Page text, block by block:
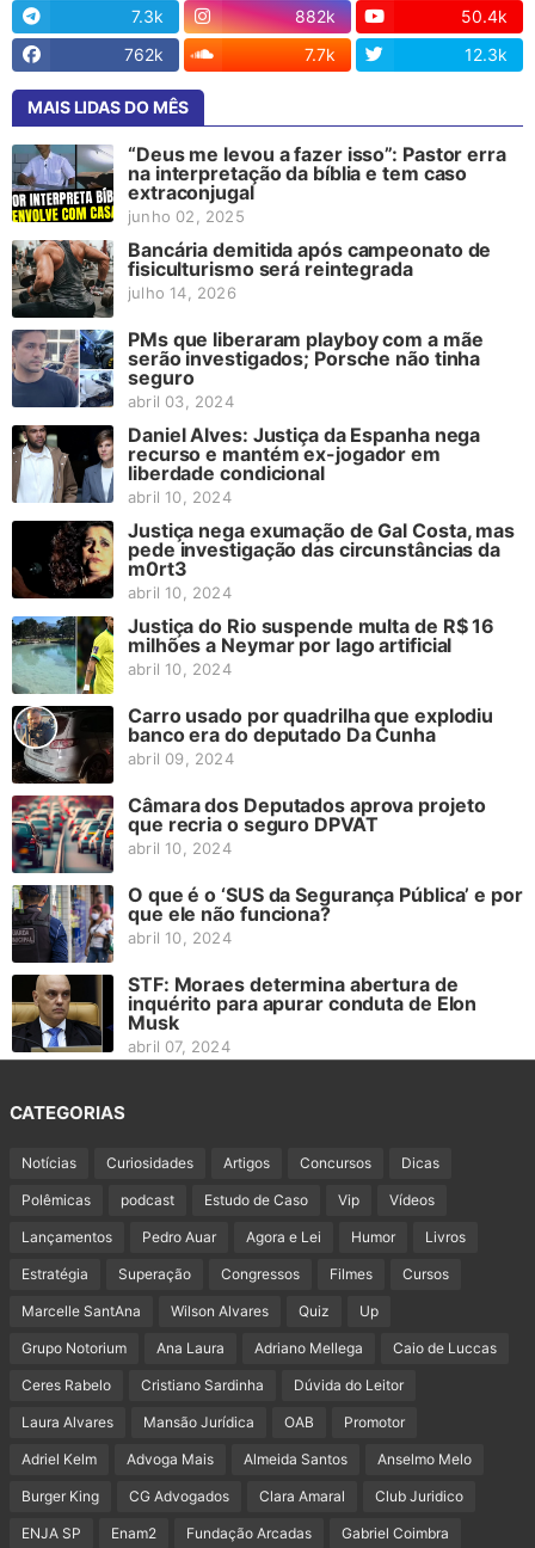
7.3k 882k
50.4k
762k
7.7k 12.3k
MAIS LIDAS DO MÊS
“Deus me levou a fazer isso”: Pastor erra
na interpretação da bíblia e tem caso
extraconjugal
junho 02, 2025
Bancária demitida após campeonato de
fisiculturismo será reintegrada
julho 14, 2026
PMs que liberaram playboy com a mãe
serão investigados; Porsche não tinha
seguro
abril 03, 2024
Daniel Alves: Justiça da Espanha nega
recurso e mantém ex-jogador em
liberdade condicional
abril 10, 2024
Justiça nega exumação de Gal Costa, mas
pede investigação das circunstâncias da
m0rt3
abril 10, 2024
Justiça do Rio suspende multa de R$ 16
milhões a Neymar por lago artificial
abril 10, 2024
Carro usado por quadrilha que explodiu
banco era do deputado Da Cunha
abril 09, 2024
Câmara dos Deputados aprova projeto
que recria o seguro DPVAT
abril 10, 2024
O que é o ‘SUS da Segurança Pública’ e por
que ele não funciona?
abril 10, 2024
STF: Moraes determina abertura de
inquérito para apurar conduta de Elon
Musk
abril 07, 2024
CATEGORIAS
Notícias Curiosidades Artigos Concursos Dicas
Polêmicas podcast Estudo de Caso Vip Vídeos
Lançamentos Pedro Auar Agora e Lei Humor Livros
Estratégia Superação Congressos Filmes Cursos
Marcelle SantAna Wilson Alvares Quiz Up
Grupo Notorium Ana Laura Adriano Mellega Caio de Luccas
Ceres Rabelo Cristiano Sardinha Dúvida do Leitor
Laura Alvares Mansão Jurídica OAB Promotor
Adriel Kelm Advoga Mais Almeida Santos Anselmo Melo
Burger King CG Advogados Clara Amaral Club Juridico
ENJA SP Enam2 Fundação Arcadas Gabriel Coimbra